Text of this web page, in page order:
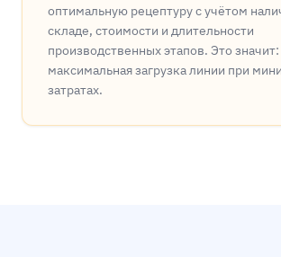
оптимальную рецептуру с учётом
складе, стоимости и длительности
производственных этапов. Это значит:
максимальная загрузка линии при
затратах.